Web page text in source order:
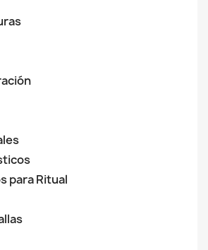
para Ritual